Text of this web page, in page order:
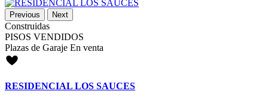
Previous Next
Construidas
PISOS VENDIDOS
Plazas de Garaje En venta
RESIDENCIAL LOS SAUCES